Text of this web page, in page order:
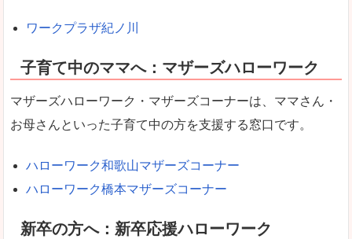
ワークプラザ紀ノ川
子育て中のママへ：マザーズハローワーク
マザーズハローワーク・マザーズコーナーは、ママさん・
お母さんといった子育て中の方を支援する窓口です。
ハローワーク和歌山マザーズコーナー
ハローワーク橋本マザーズコーナー
新卒の方へ：新卒応援ハローワーク